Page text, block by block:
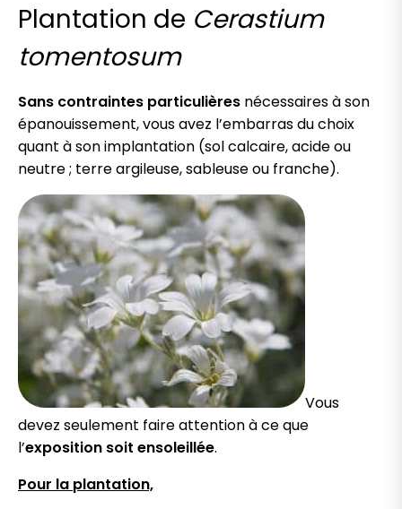
Plantation de Cerastium
tomentosum
Sans contraintes particulières nécessaires à son
épanouissement, vous avez l’embarras du choix
quant à son implantation (sol calcaire, acide ou
neutre ; terre argileuse, sableuse ou franche).
Vous
devez seulement faire attention à ce que
l’exposition soit ensoleillée.
Pour la plantation,